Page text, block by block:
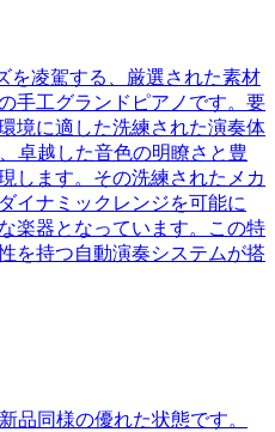
を凌駕する、厳選された素材
手工グランドピアノです。要
境に適した洗練された演奏体
卓越した音色の明瞭さと豊
します。その洗練されたメカ
イナミックレンジを可能に
楽器となっています。この特
を持つ自動演奏システムが搭
品同様の優れた状態です。